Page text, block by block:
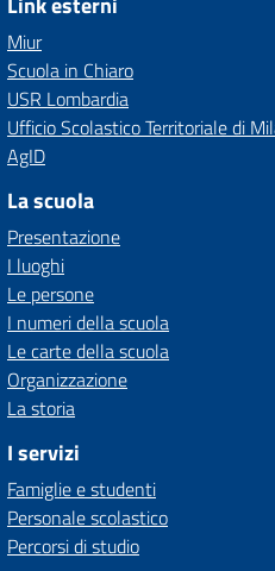
Miur
Scuola in Chiaro
USR Lombardia
Ufficio Scolastico Territoriale di
AgID
La scuola
Presentazione
I luoghi
Le persone
I numeri della scuola
Le carte della scuola
Organizzazione
La storia
I servizi
Famiglie e studenti
Personale scolastico
Percorsi di studio